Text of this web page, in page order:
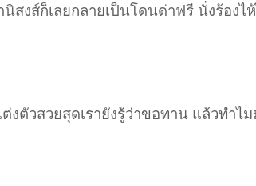
งส์ก็เลยกลายเป็นโดนด่าฟรี นั่งร้องไห้
ตัวสวยสุดเรายังรู้ว่าขอทาน แล้วทำไ